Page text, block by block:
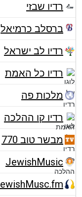
רדיו שבזי
ברסלב כרמיאל
רדיו לב ישראל
רדיו כל האמת
מלכות פה
רדיו קו ההלכה
מבשר טוב 770
JewishMusic
JewishMusc.fm